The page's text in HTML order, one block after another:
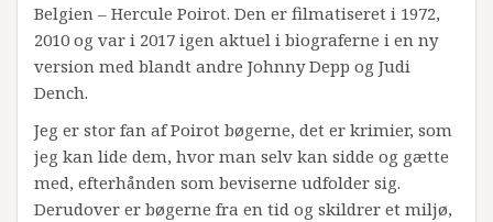
Belgien – Hercule Poirot. Den er filmatiseret i 1972,
2010 og var i 2017 igen aktuel i biograferne i en ny
version med blandt andre Johnny Depp og Judi
Dench.
Jeg er stor fan af Poirot bøgerne, det er krimier, som
jeg kan lide dem, hvor man selv kan sidde og gætte
med, efterhånden som beviserne udfolder sig.
Derudover er bøgerne fra en tid og skildrer et miljø,